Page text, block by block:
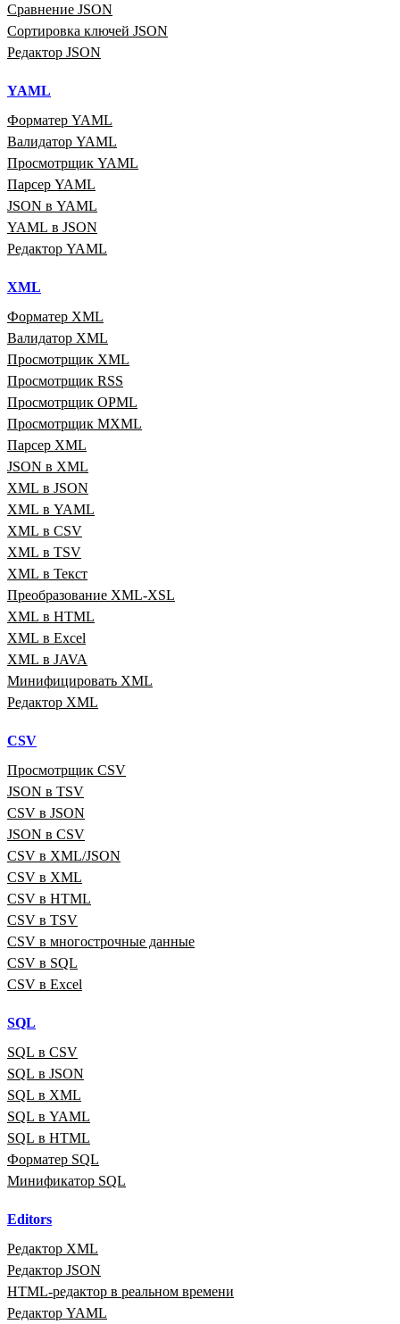
Сравнение JSON
Сортировка ключей JSON
Редактор JSON
YAML
Форматер YAML
Валидатор YAML
Просмотрщик YAML
Парсер YAML
JSON в YAML
YAML в JSON
Редактор YAML
XML
Форматер XML
Валидатор XML
Просмотрщик XML
Просмотрщик RSS
Просмотрщик OPML
Просмотрщик MXML
Парсер XML
JSON в XML
XML в JSON
XML в YAML
XML в CSV
XML в TSV
XML в Текст
Преобразование XML‑XSL
XML в HTML
XML в Excel
XML в JAVA
Минифицировать XML
Редактор XML
CSV
Просмотрщик CSV
JSON в TSV
CSV в JSON
JSON в CSV
CSV в XML/JSON
CSV в XML
CSV в HTML
CSV в TSV
CSV в многострочные данные
CSV в SQL
CSV в Excel
SQL
SQL в CSV
SQL в JSON
SQL в XML
SQL в YAML
SQL в HTML
Форматер SQL
Минификатор SQL
Editors
Редактор XML
Редактор JSON
HTML‑редактор в реальном времени
Редактор YAML